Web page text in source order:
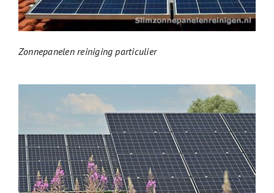
Zonnepanelen reiniging particulier